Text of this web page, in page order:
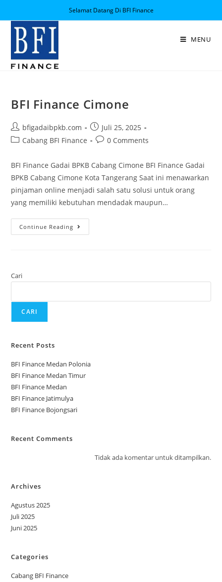
Selamat Datang Di BFI Finance
MENU
BFI Finance Cimone
bfigadaibpkb.com
Juli 25, 2025
Cabang BFI Finance
0 Comments
BFI Finance Gadai BPKB Cabang Cimone BFI Finance Gadai
BPKB Cabang Cimone Kota Tangerang Saat ini menawarkan
pinjaman online menjadi salah satu solusi untuk orang
yang memiliki kebutuhan mendadak maupun…
Continue Reading
Cari
CARI
Recent Posts
BFI Finance Medan Polonia
BFI Finance Medan Timur
BFI Finance Medan
BFI Finance Jatimulya
BFI Finance Bojongsari
Recent Comments
Tidak ada komentar untuk ditampilkan.
Archives
Agustus 2025
Juli 2025
Juni 2025
Categories
Cabang BFI Finance